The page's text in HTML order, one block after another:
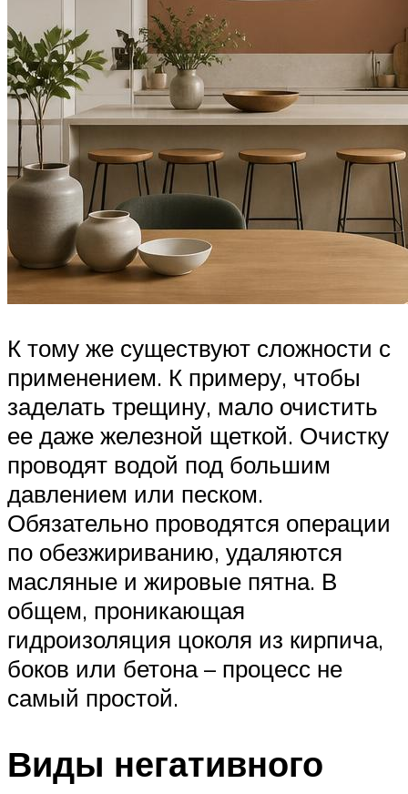
К тому же существуют сложности с
применением. К примеру, чтобы
заделать трещину, мало очистить
ее даже железной щеткой. Очистку
проводят водой под большим
давлением или песком.
Обязательно проводятся операции
по обезжириванию, удаляются
масляные и жировые пятна. В
общем, проникающая
гидроизоляция цоколя из кирпича,
боков или бетона – процесс не
самый простой.
Виды негативного